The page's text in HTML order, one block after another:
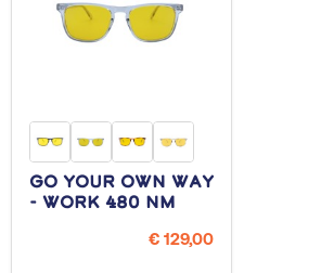
Go Your Own Way
- Work 480 NM
€ 129,00